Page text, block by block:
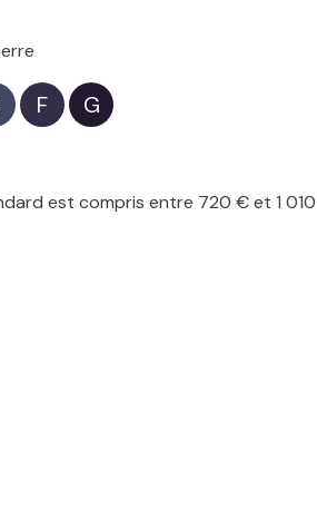
F G
est compris entre 720 € et 1